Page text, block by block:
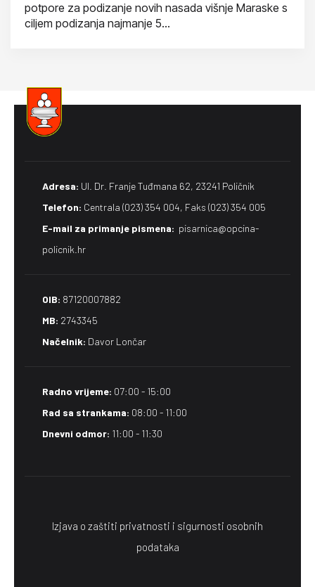
potpore za podizanje novih nasada višnje Maraske s
ciljem podizanja najmanje 5...
Adresa: Ul. Dr. Franje Tuđmana 62, 23241 Poličnik
Telefon: Centrala (023) 354 004, Faks (023) 354 005
E-mail za primanje pismena​: pisarnica@opcina-
policnik.hr
OIB: 87120007882
MB: 2743345
Načelnik: Davor Lončar
Radno vrijeme: 07:00 - 15:00
Rad sa strankama: 08:00 - 11:00
Dnevni odmor: 11:00 - 11:30
Izjava o zaštiti privatnosti i sigurnosti osobnih
podataka